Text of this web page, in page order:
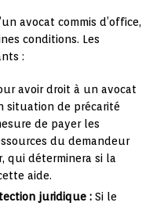
avocat commis d’office,
conditions. Les
:
avoir droit à un avocat
situation de précarité
de payer les
du demandeur
qui déterminera si la
aide.
juridique : Si le